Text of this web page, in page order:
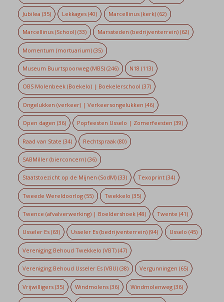
Jubilea (35) Lekkages (40) Marcellinus (kerk)(62)
Marcellinus (School)(33) Marssteden (bedrijventerrein) (62)
Momentum (mortuarium)(35)
Museum Buurtspoorweg (MBS)(246) N18 (113)
OBS Molenbeek (Boekelo) | Boekelerschool (37)
Ongelukken (verkeer) | Verkeersongelukken (46)
Open dagen (36) Popfeesten Usselo | Zomerfeesten (39)
Raad van State (34) Rechtspraak (80)
SABMiller (bierconcern)(36)
Staatstoezicht op de Mijnen (SodM)(33) Texoprint (34)
Tweede Wereldoorlog(55) Twekkelo (35)
Twence (afvalverwerking) | Boeldershoek(48) Twente (41)
Usseler Es(63) Usseler Es (bedrijventerrein) (94) Usselo (45)
Vereniging Behoud Twekkelo (VBT)(47)
Vereniging Behoud Usseler Es (VBU)(38) Vergunningen (65)
Vrijwilligers(35) Windmolens (36) Windmolenweg(36)